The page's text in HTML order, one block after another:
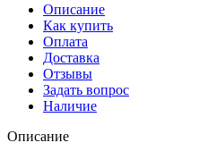
Описание
Как купить
Оплата
Доставка
Отзывы
Задать вопрос
Наличие
Описание